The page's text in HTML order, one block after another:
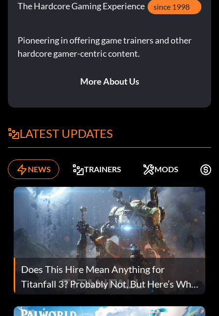
The Hardcore Gaming Experience since 1998
Pioneering in offering game trainers and other
hardcore gamer-centric content.
More About Us
LATEST UPDATES
NEWS TRAINERS MODS
Does This Hire Mean Anything for
Titanfall 3? Probably Not, But Here’s Why
Fans Are Hopeful